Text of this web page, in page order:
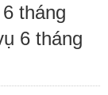
tháng
6 tháng